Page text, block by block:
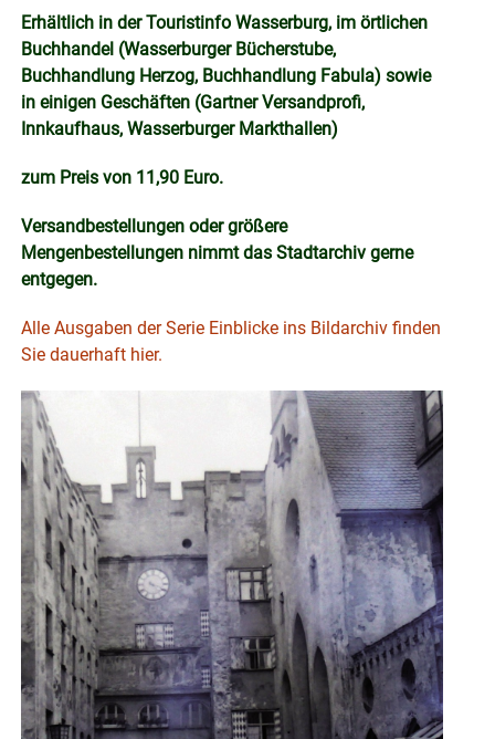
Erhältlich in der Touristinfo Wasserburg, im örtlichen
Buchhandel (Wasserburger Bücherstube,
Buchhandlung Herzog, Buchhandlung Fabula) sowie
in einigen Geschäften (Gartner Versandprofi,
Innkaufhaus, Wasserburger Markthallen)
zum Preis von 11,90 Euro.
Versandbestellungen oder größere
Mengenbestellungen nimmt das Stadtarchiv gerne
entgegen.
Alle Ausgaben der Serie Einblicke ins Bildarchiv finden
Sie dauerhaft hier.